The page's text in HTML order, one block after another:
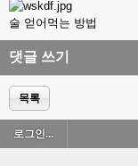
술 얻어먹는 방법
댓글 쓰기
목록
로그인...